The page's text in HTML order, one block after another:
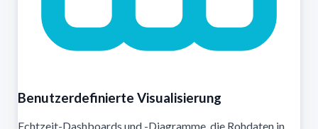
Benutzerdefinierte Visualisierung
Echtzeit-Dashboards und -Diagramme, die Rohdaten in